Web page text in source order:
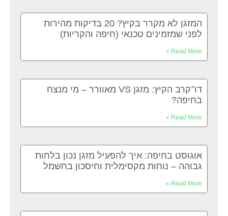
המזגן לא מקרר בקיץ? 20 בדיקות מהירות
לפני שמזמינים טכנאי (חיפה והקריות)
Read More »
דו־קרב הקיץ: מזגן VS מאוורר – מי מנצח
בחיפה?
Read More »
אוגוסט בחיפה: איך להפעיל מזגן נכון בלחות
גבוהה – נוחות מקסימלית וחיסכון בחשמל
Read More »